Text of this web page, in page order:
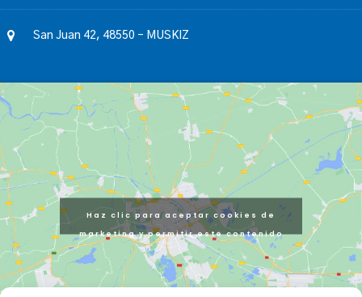
San Juan 42, 48550 – MUSKIZ
Haz clic para aceptar cookies de
marketing y permitir este contenido